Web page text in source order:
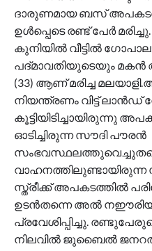
ദാരുണമായ ബസ്
ഉൾപ്പെടെ രണ്ട് പേർ
കുനിയിൽ വീട്ടിൽ
പദ്മാവതിയുടെയും
(33) ആണ് മരിച്ച
നിയന്ത്രണം വിട്ട് ലാൻഡ്
കൂട്ടിയിടിച്ചായിരുന്നു
ഓടിച്ചിരുന്ന സൗദി പൗരൻ
വാഹനത്തിലുണ്ടായിരുന്ന
സ്ത്രീക്ക് അപകടത്തിൽ
ഉടൻതന്നെ അൽ
പ്രവേശിപ്പിച്ചു.
നിലവിൽ ജുബൈൽ